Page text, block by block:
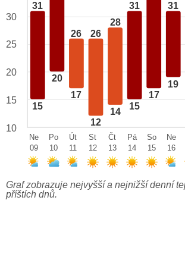
31
15
20
26
17
26
12
28
14
31
15
17
31
19
30
25
20
15
10
Ne
09
Po
10
Út
11
St
12
Čt
13
Pá
14
So
15
Ne
16
Graf zobrazuje nejvyšší a nejnižší denní
příštích dnů.